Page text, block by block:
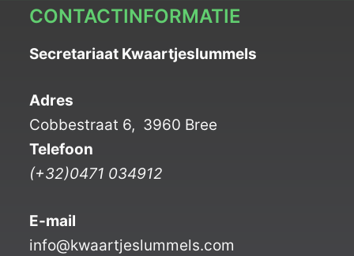
CONTACTINFORMATIE
Secretariaat Kwaartjeslummels
Adres
Cobbestraat 6, 3960 Bree
Telefoon
(+32)0471 034912
E-mail
info@kwaartjeslummels.com